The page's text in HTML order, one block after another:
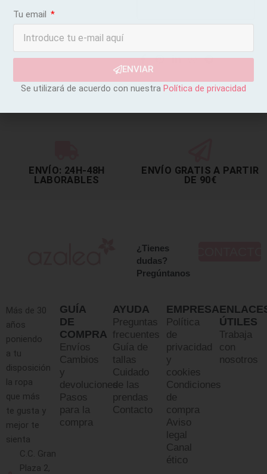
ENVÍO: 24H-48H
LABORABLES
ENVÍO GRATIS A PARTIR
DE 90€
¿Tienes
dudas?
Pregúntanos
Más de 30
años
poniendo
a tu
disposición
la ropa
que más
te gusta y
mejor te
sienta
C.C. Gran
Plaza 2,
GUÍA
DE
COMPRA
Envíos
Cambios
y
devoluciones
Pasos
para la
compra
AYUDA
Preguntas
frecuentes
Guía de
tallas
Cuidado
de las
prendas
Contacto
EMPRESA
Política
de
privacidad
y
cookies
Condiciones
de
compra
Aviso
legal
Canal
ético
ÚTILES
Trabaja
con
nosotros
Tu email
ENVIAR
Se utilizará de acuerdo con nuestra Política de privacidad